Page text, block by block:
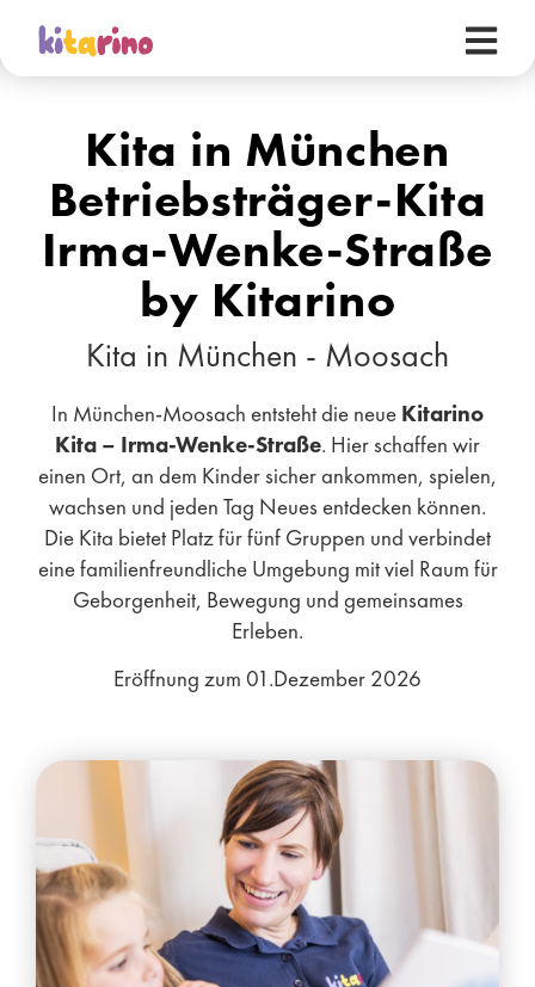
Kita in München
Betriebsträger-Kita
Irma-Wenke-Straße
by Kitarino
Kita in München - Moosach
In München-Moosach entsteht die neue Kitarino
Kita – Irma-Wenke-Straße. Hier schaffen wir
einen Ort, an dem Kinder sicher ankommen, spielen,
wachsen und jeden Tag Neues entdecken können.
Die Kita bietet Platz für fünf Gruppen und verbindet
eine familienfreundliche Umgebung mit viel Raum für
Geborgenheit, Bewegung und gemeinsames
Erleben.
Eröffnung zum 01.Dezember 2026